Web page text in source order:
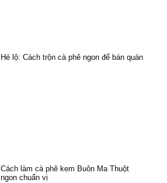
Hé lộ: Cách trộn cà phê ngon để bán quán
Cách làm cà phê kem Buôn Ma Thuột
ngon chuẩn vị